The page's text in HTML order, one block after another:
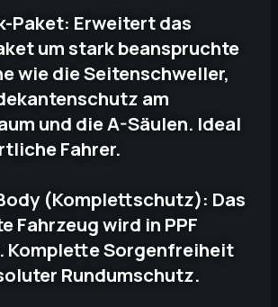
Paket: Erweitert das
um stark beanspruchte
wie die Seitenschweller,
am
und die A-Säulen. Ideal
Fahrer.
(Komplettschutz): Das
Fahrzeug wird in PPF
Komplette Sorgenfreiheit
Rundumschutz.